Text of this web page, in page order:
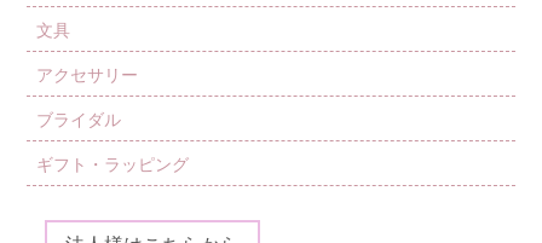
文具
アクセサリー
ブライダル
ギフト・ラッピング